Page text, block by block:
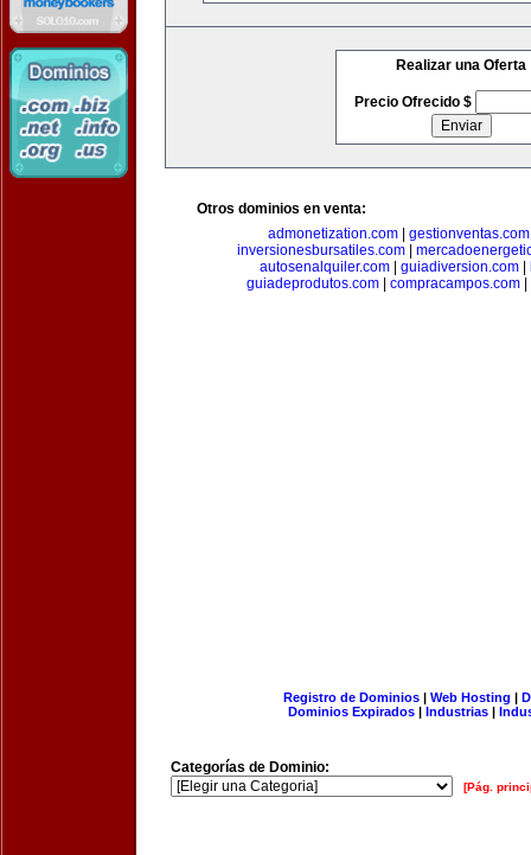
Realizar una Oferta
Precio Ofrecido $
Otros dominios en venta:
admonetization.com| gestionventas.com
inversionesbursatiles.com|
autosenalquiler.com| guiadiversion.com|
guiadeprodutos.com| compracampos.com|
Registro de Dominios| Web Hosting |
Dominios Expirados | Industrias |
Categorías de Dominio:
[Pág.